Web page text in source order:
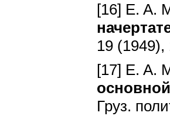
[16] E. A.
19 (1949),
[17] E. A.
Груз.